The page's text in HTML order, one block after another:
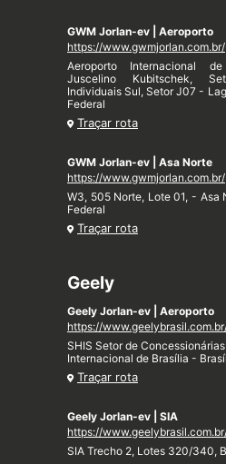
GWM Jorlan-ev | Aeroporto
https://www.gwmjorlan.com.br/
Aeroporto Internacional
Juscelino Kubitschek,
Individuais Sul, Setor J07 -
Federal
Traçar rota
GWM Jorlan-ev | Asa Norte
https://www.gwmjorlan.com.br/
W3, 505 Norte, Lote 01, - Asa
Federal
Traçar rota
Geely
Geely Jorlan-ev | Aeroporto
https://
SHIS Setor de
Internacional de Brasília -
Traçar rota
Geely Jorlan-ev | SIA
https://
SIA Trecho 2, Lotes 320/340,